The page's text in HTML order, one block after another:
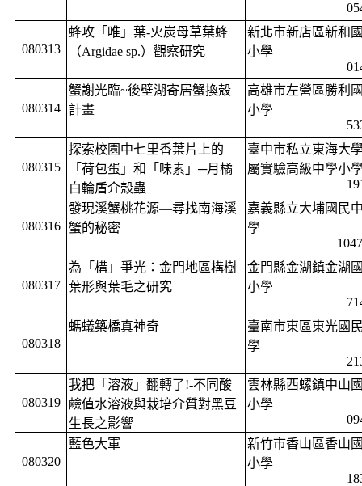
080313
蜂攻「唯」葉-火炭母草葉蜂
（Argidae sp.）觀察研究
新北市新店區新和
小學
080314
蟹謝光臨~後壁湖寄居蟹換殼
計畫
高雄市左營區勝利
小學
080315
探索校園中七里香葉片上的
「荷包蛋」和「味素」─月橘
白輪盾介殼蟲
臺中市私立東海大
屬實驗高級中學小
080316
發現溪蟹桃花源—尋找南海溪
蟹的秘密
嘉義縣立大埔國民
學
080317
為「構」爭光：金門地區構樹
葉形與葉毛之研究
金門縣金湖鎮金湖
小學
080318
螞蟻築橋真神奇
臺南市東區東光國
學
080319
我把「溶液」翻轉了!-不同酸
鹼值水溶液與栽培介質對黑豆
生長之影響
雲林縣西螺鎮中山
小學
080320
藍色大軍
新竹市香山區香山
小學